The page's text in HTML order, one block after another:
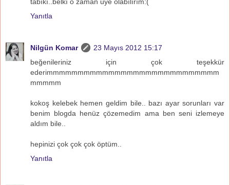
Yanıtla
Nilgün Komar
23 Mayıs 2012 15:17
beğenileriniz için çok teşekkür
ederimmmmmmmmmmmmmmmmmmmmmmmmmmmm
mmmmm
kokoş kelebek hemen geldim bile.. bazı ayar sorunları var
benim blogda henüz çözemedim ama ben seni izlemeye
aldım bile..
hepinizi çok çok çok öptüm..
Yanıtla